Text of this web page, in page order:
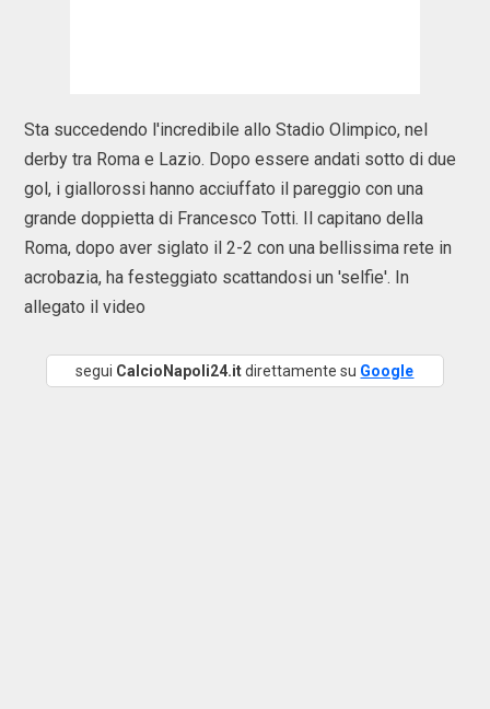
Sta succedendo l'incredibile allo Stadio Olimpico, nel
derby tra Roma e Lazio. Dopo essere andati sotto di due
gol, i giallorossi hanno acciuffato il pareggio con una
grande doppietta di Francesco Totti. Il capitano della
Roma, dopo aver siglato il 2-2 con una bellissima rete in
acrobazia, ha festeggiato scattandosi un 'selfie'. In
allegato il video
segui CalcioNapoli24.itdirettamente su Google